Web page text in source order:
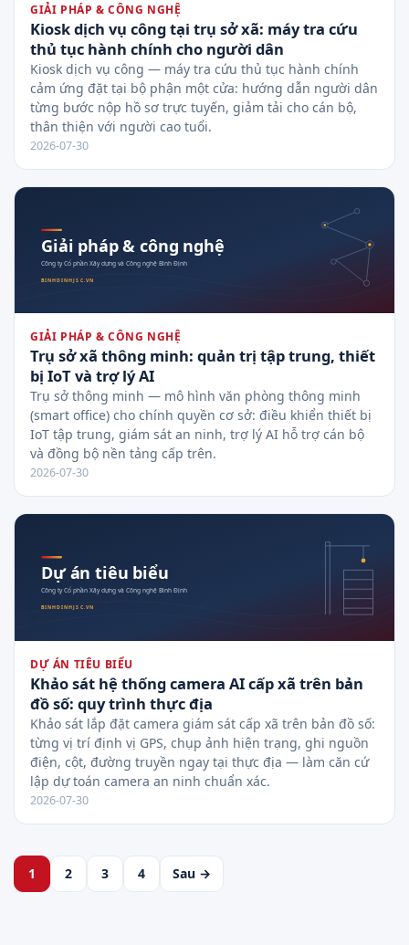
GIẢI PHÁP & CÔNG NGHỆ
Kiosk dịch vụ công tại trụ sở xã: máy tra cứu
thủ tục hành chính cho người dân
Kiosk dịch vụ công — máy tra cứu thủ tục hành chính
cảm ứng đặt tại bộ phận một cửa: hướng dẫn người dân
từng bước nộp hồ sơ trực tuyến, giảm tải cho cán bộ,
thân thiện với người cao tuổi.
2026-07-30
GIẢI PHÁP & CÔNG NGHỆ
Trụ sở xã thông minh: quản trị tập trung, thiết
bị IoT và trợ lý AI
Trụ sở thông minh — mô hình văn phòng thông minh
(smart office) cho chính quyền cơ sở: điều khiển thiết bị
IoT tập trung, giám sát an ninh, trợ lý AI hỗ trợ cán bộ
và đồng bộ nền tảng cấp trên.
2026-07-30
DỰ ÁN TIÊU BIỂU
Khảo sát hệ thống camera AI cấp xã trên bản
đồ số: quy trình thực địa
Khảo sát lắp đặt camera giám sát cấp xã trên bản đồ số:
từng vị trí định vị GPS, chụp ảnh hiện trạng, ghi nguồn
điện, cột, đường truyền ngay tại thực địa — làm căn cứ
lập dự toán camera an ninh chuẩn xác.
2026-07-30
1 2 3 4 Sau →